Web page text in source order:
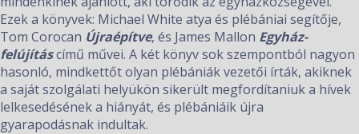
Ezek a könyvek: Michael White atya és plébániai segítője,
Tom Corocan Újraépítve, és James Mallon Egyház-
felújításcímű művei. A két könyv sok szempontból nagyon
hasonló, mindkettőt olyan plébániák vezetői írták, akiknek
a saját szolgálati helyükön sikerült megfordítaniuk a hívek
lelkesedésének a hiányát, és plébániáik újra
gyarapodásnak indultak.